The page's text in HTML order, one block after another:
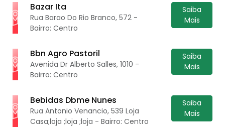
Bazar Ita
Rua Barao Do Rio Branco, 572 -
Bairro: Centro
Saiba
Mais
Bbn Agro Pastoril
Avenida Dr Alberto Salles, 1010 -
Bairro: Centro
Saiba
Mais
Bebidas Dbme Nunes
Rua Antonio Venancio, 539 Loja
Casa;loja ;loja ;loja - Bairro: Centro
Saiba
Mais